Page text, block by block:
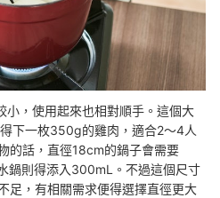
，使用起來也相對順手。這個大
下一枚350g的雞肉，適合2～4人
的話，直徑18cm的鍋子會需要
鍋則得添入300mL。不過這個尺寸
足，有相關需求便得選擇直徑更大